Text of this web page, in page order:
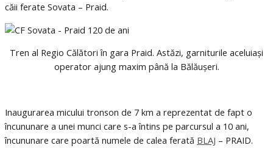
căii ferate Sovata – Praid.
Tren al Regio Călători în gara Praid. Astăzi, garniturile aceluiași
operator ajung maxim până la Bălăușeri.
Inaugurarea micului tronson de 7 km a reprezentat de fapt o
încununare a unei munci care s-a întins pe parcursul a 10 ani,
încununare care poartă numele de calea ferată BLAJ – PRAID.